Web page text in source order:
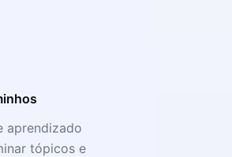
aprendizado
tópicos e